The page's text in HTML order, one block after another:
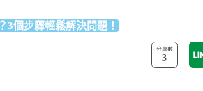
3個步驟輕鬆解決問題！
3